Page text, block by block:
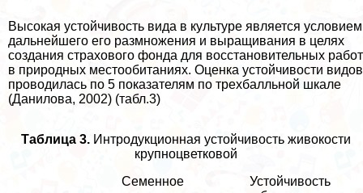
Высокая устойчивость вида в культуре является условием
дальнейшего его размножения и выращивания в целях
создания страхового фонда для восстановительных работ
в природных местообитаниях. Оценка устойчивости видов
проводилась по 5 показателям по трехбалльной шкале
(Данилова, 2002) (табл.3)
Таблица 3. Интродукционная устойчивость живокости
крупноцветковой
Семенное
Устойчивость